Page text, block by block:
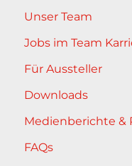
Unser Team
Jobs im Team
Für Aussteller
Downloads
Medienberichte &
FAQs